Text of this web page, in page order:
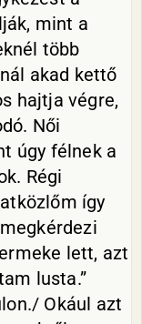
mint a
több
akad kettő
hajtja végre,
Női
úgy félnek a
Régi
így
lett, azt
lusta.”
Okául azt